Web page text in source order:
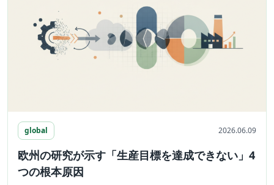
global 2026.06.09
欧州の研究が示す「生産目標を達成できない」4
つの根本原因